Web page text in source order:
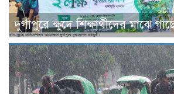
দুর্গাপুরে ক্ষুদে শিক্ষার্থীদের মাঝে